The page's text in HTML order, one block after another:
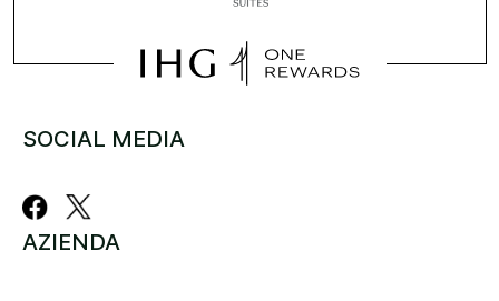
SOCIAL MEDIA
AZIENDA